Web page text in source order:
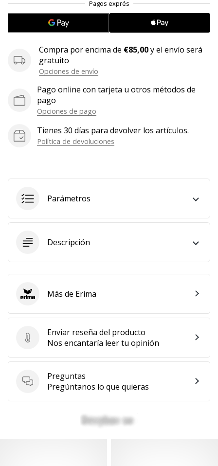
Mostrar
todos
Compra por encima de €85,00y el envío será
gratuito
Opciones de envío
Pago online con tarjeta u otros métodos de
pago
Opciones de pago
Tienes 30 días para devolver los artículos.
Política de devoluciones
Parámetros
Descripción
Enviar reseña del producto
Enviar reseña del producto
Nos encantaría leer tu opinión
Preguntas
Preguntas
Pregúntanos lo que quieras
ErimaMás de Erima